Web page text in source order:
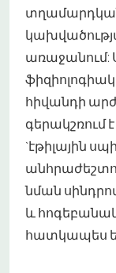
առաջանում:
հիվանդի
գերակշռում
`էթիլային
նման
և
հատկապես